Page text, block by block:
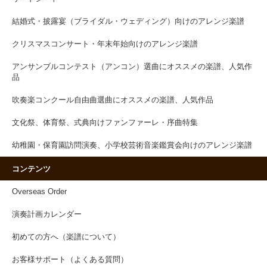
結婚式・披露宴（ブライダル・ウェディング）向けのアレンジ楽譜
クリスマスコンサート・年末年始向けのアレンジ楽譜
アンサンブルコンテスト（アンコン）選曲にオススメの楽譜、人気作
品
吹奏楽コンクール自由曲選曲にオススメの楽譜、人気作品
文化祭、体育祭、式典向けファンファーレ・序曲特集
幼稚園・保育園訪問演奏、小学校芸術音楽鑑賞会向けのアレンジ楽譜
コンテンツ
Overseas Order
演奏計画カレンダー
初めての方へ（楽譜について）
お客様サポート（よくある質問）